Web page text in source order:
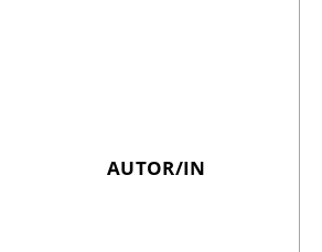
Überschrift
AUTOR/IN